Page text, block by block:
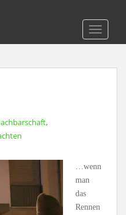
,
…wenn
man
das
Rennen